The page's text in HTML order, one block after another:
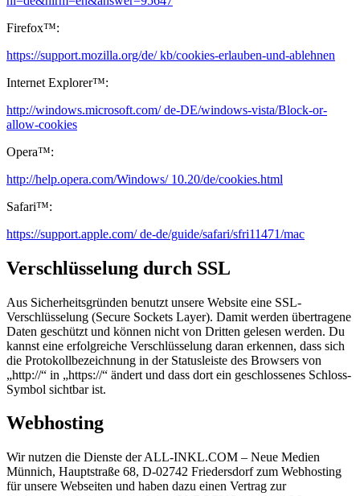
Firefox™:
https://support.mozilla.org/de/ kb/cookies-erlauben-und-ablehnen
Internet Explorer™:
http://windows.microsoft.com/ de-DE/windows-vista/Block-or-
allow-cookies
Opera™:
http://help.opera.com/Windows/ 10.20/de/cookies.html
Safari™:
https://support.apple.com/ de-de/guide/safari/sfri11471/mac
Verschlüsselung durch SSL
Aus Sicherheitsgründen benutzt unsere Website eine SSL-
Verschlüsselung (Secure Sockets Layer). Damit werden übertragene
Daten geschützt und können nicht von Dritten gelesen werden. Du
kannst eine erfolgreiche Verschlüsselung daran erkennen, dass sich
die Protokollbezeichnung in der Statusleiste des Browsers von
„http://“ in „https://“ ändert und dass dort ein geschlossenes Schloss-
Symbol sichtbar ist.
Webhosting
Wir nutzen die Dienste der ALL-INKL.COM – Neue Medien
Münnich, Hauptstraße 68, D-02742 Friedersdorf zum Webhosting
für unsere Webseiten und haben dazu einen Vertrag zur